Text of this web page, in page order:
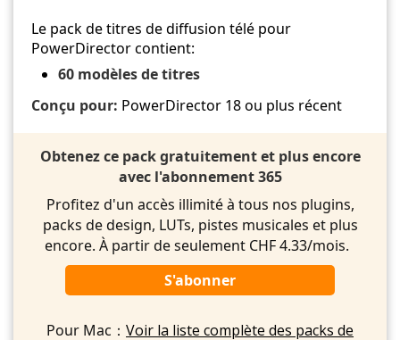
Le pack de titres de diffusion télé pour
PowerDirector contient:
60 modèles de titres
Conçu pour: PowerDirector 18 ou plus récent
Obtenez ce pack gratuitement et plus encore
avec l'abonnement 365
Profitez d'un accès illimité à tous nos plugins,
packs de design, LUTs, pistes musicales et plus
encore. À partir de seulement CHF 4.33/mois.
S'abonner
Pour Mac： Voir la liste complète des packs de